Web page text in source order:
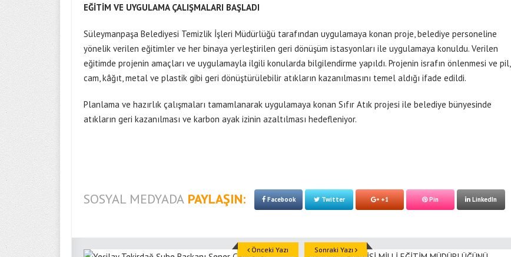
EĞİTİM VE UYGULAMA ÇALIŞMALARI BAŞLADI
Süleymanpaşa Belediyesi Temizlik İşleri Müdürlüğü tarafından uygulamaya konan proje, belediye personeline
yönelik verilen eğitimler ve her binaya yerleştirilen geri dönüşüm istasyonları ile uygulamaya konuldu. Verilen
eğitimde projenin amaçları ve uygulamayla ilgili konularda bilgilendirme yapıldı. Projenin israfın önlenmesi ve pil,
cam, kâğıt, metal ve plastik gibi geri dönüştürülebilir atıkların kazanılmasını temel aldığı ifade edildi.
Planlama ve hazırlık çalışmaları tamamlanarak uygulamaya konan Sıfır Atık projesi ile belediye bünyesinde
atıkların geri kazanılması ve karbon ayak izinin azaltılması hedefleniyor.
SOSYAL MEDYADA PAYLAŞIN: Facebook Twitter +1 Pin LinkedIn
Önceki Yazı Sonraki Yazı